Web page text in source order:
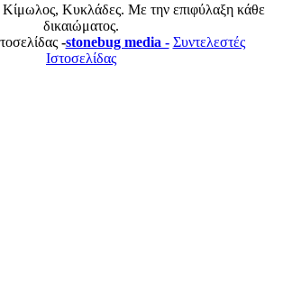
Κυκλάδες. Με την επιφύλαξη κάθε
δικαιώματος.
-stonebug media - Συντελεστές
Ιστοσελίδας